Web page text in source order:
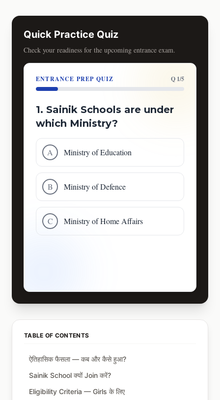
Quick Practice Quiz
Check your readiness for the upcoming entrance exam.
ENTRANCE PREP QUIZ Q 1/5
1. Sainik Schools are under
which Ministry?
A Ministry of Education
B Ministry of Defence
C Ministry of Home Affairs
TABLE OF CONTENTS
ऐतिहासिक फैसला — कब और कैसे हुआ?
Sainik School क्यों Join करें?
Eligibility Criteria — Girls के लिए